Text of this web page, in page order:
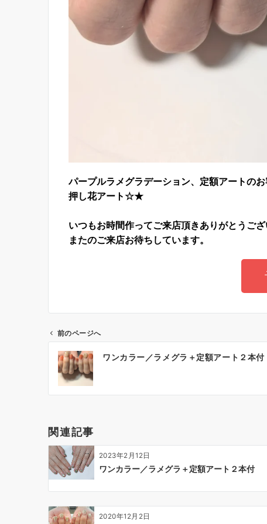
パープルラメグラデーション、定額アートのお
押し花アート☆★
いつもお時間作ってご来店頂きありがとうご
またのご来店お待ちしています。
前のページへ
ワンカラー／ラメグラ＋定額アート２本付
関連記事
2023年2月12日
ワンカラー／ラメグラ＋定額アート２本付
2020年12月2日